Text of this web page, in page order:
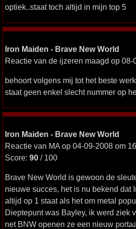
optiek..staat toch altijd in mijn top 5
Iron Maiden - Brave New World
Reactie van de ijzeren maagd op 08-
behoort volgens mij tot het beste
staat geen enkel slecht nummer op
Iron Maiden - Brave New World
Reactie van MA op 04-09-2008 om
Score: 90 / 100
Brave New World is gewoon de
nieuwe succes, het is nu bekend dat
altijd op 1 staat als het om metal
Dieptepunt was Bayley, ik werd ziek
net BNW openen ze een nieuw